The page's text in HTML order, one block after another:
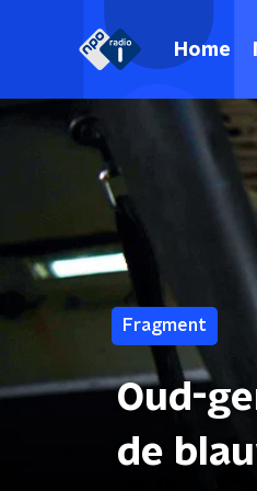
Home
Fragment
Oud-
de